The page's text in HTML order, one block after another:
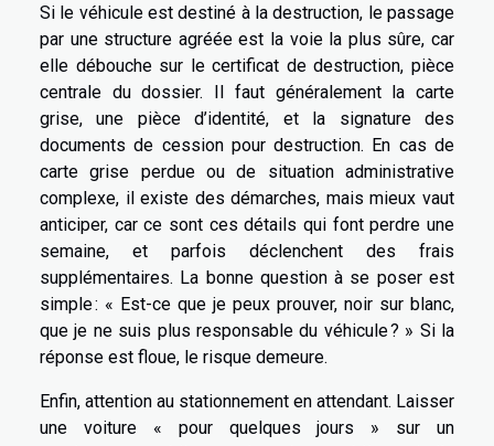
Si le véhicule est destiné à la destruction, le passage
par une structure agréée est la voie la plus sûre, car
elle débouche sur le certificat de destruction, pièce
centrale du dossier. Il faut généralement la carte
grise, une pièce d’identité, et la signature des
documents de cession pour destruction. En cas de
carte grise perdue ou de situation administrative
complexe, il existe des démarches, mais mieux vaut
anticiper, car ce sont ces détails qui font perdre une
semaine, et parfois déclenchent des frais
supplémentaires. La bonne question à se poser est
simple : « Est-ce que je peux prouver, noir sur blanc,
que je ne suis plus responsable du véhicule ? » Si la
réponse est floue, le risque demeure.
Enfin, attention au stationnement en attendant. Laisser
une voiture « pour quelques jours » sur un